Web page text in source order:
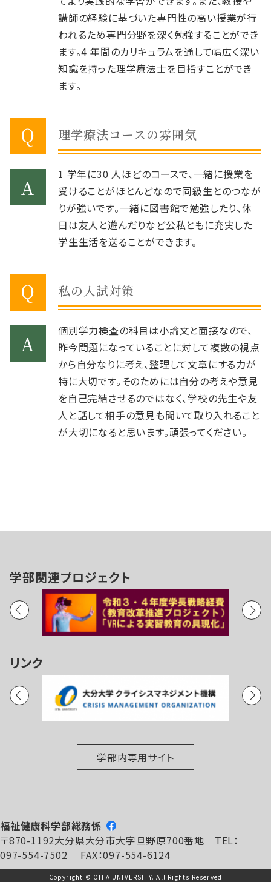
講師の経験に基づいた専門性の高い授業が行
われるため専門分野を深く勉強することができ
ます。4 年間のカリキュラムを通して幅広く深い
知識を持った理学療法士を目指すことができ
ます。
理学療法コースの雰囲気
1 学年に30 人ほどのコースで、一緒に授業を
受けることがほとんどなので同級生とのつなが
りが強いです。一緒に図書館で勉強したり、休
日は友人と遊んだりなど公私ともに充実した
学生生活を送ることができます。
私の入試対策
個別学力検査の科目は小論文と面接なので、
昨今問題になっていることに対して複数の視点
から自分なりに考え、整理して文章にする力が
特に大切です。そのためには自分の考えや意見
を自己完結させるのではなく、学校の先生や友
人と話して相手の意見も聞いて取り入れること
が大切になると思います。頑張ってください。
学部関連プロジェクト
リンク
学部内専用サイト
福祉健康科学部総務係
〒870-1192大分県大分市大字旦野原700番地 TEL：
097-554-7502 FAX：097-554-6124
Copyright © OITA UNIVERSITY. All Rights Reserved